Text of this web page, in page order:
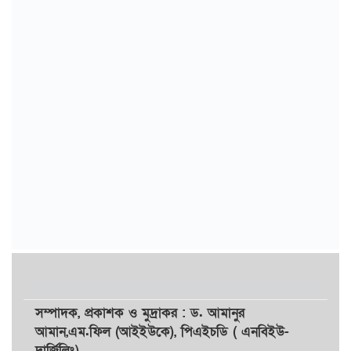
সম্পাদক, প্রকাশকওমুদ্রাকর: ড. আমানুর
আমান,এম.ফিল (আইইউকে), পিএইচডি ( এনবিইউ-